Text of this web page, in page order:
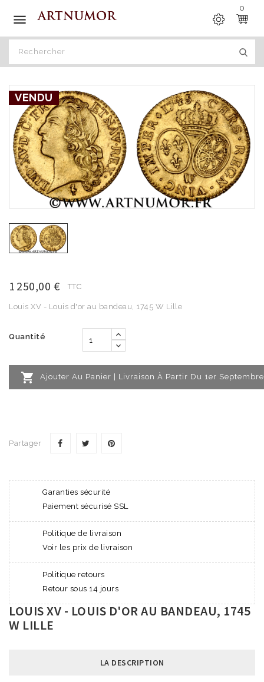

0
VENDU
1 250,00 € TTC
Louis XV - Louis d'or au bandeau, 1745 W Lille
Quantité
 Ajouter Au Panier | Livraison À Partir Du 1er Septembre
Partager
Garanties sécurité
Paiement sécurisé SSL
Politique de livraison
Voir les prix de livraison
Politique retours
Retour sous 14 jours
LOUIS XV - LOUIS D'OR AU BANDEAU, 1745
W LILLE
LA DESCRIPTION